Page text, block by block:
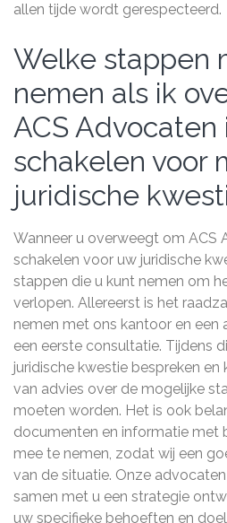
allen tijde wordt gerespecteerd.
Welke stappen
nemen als ik
ACS Advocaten
schakelen voor
juridische
Wanneer u overweegt om ACS
schakelen voor uw juridische
stappen die u kunt nemen om
verlopen. Allereerst is het
nemen met ons kantoor en een
een eerste consultatie. Tijdens
juridische kwestie bespreken en
van advies over de mogelijke
moeten worden. Het is ook
documenten en informatie met
mee te nemen, zodat wij een
van de situatie. Onze
samen met u een strategie
uw specifieke behoeften en